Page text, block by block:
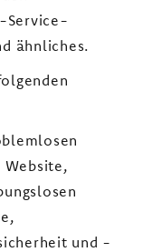
Service-
ähnliches.
Website,
und -